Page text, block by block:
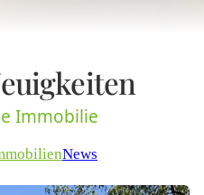
Immobilie
News